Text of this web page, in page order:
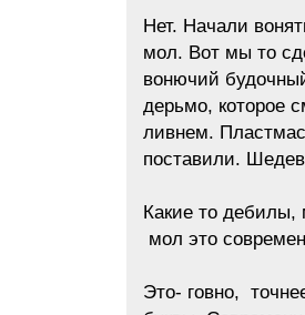
Нет. Начали
мол. Вот мы то
вонючий
дерьмо, которое
ливнем.
поставили.
Какие то дебилы,
мол это
Это- говно,